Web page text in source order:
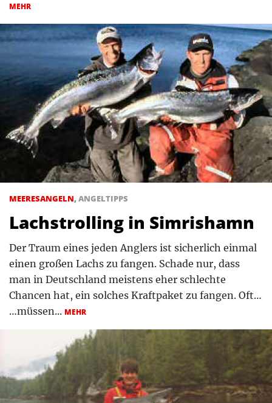
MEHR
MEERESANGELN, ANGELTIPPS
Lachstrolling in Simrishamn
Der Traum eines jeden Anglers ist sicherlich einmal
einen großen Lachs zu fangen. Schade nur, dass
man in Deutschland meistens eher schlechte
Chancen hat, ein solches Kraftpaket zu fangen. Oft…
…müssen... MEHR